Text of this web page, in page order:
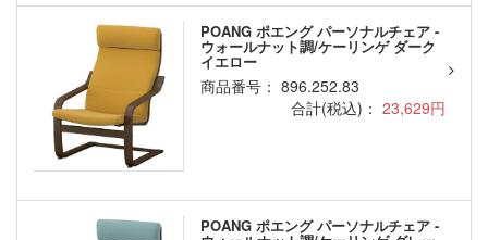
POANG ポエング パーソナルチェア -
ウォールナット調/ケーリンゲ ダーク
イエロー
商品番号： 896.252.83
合計(税込)： 23,629円
POANG ポエング パーソナルチェア -